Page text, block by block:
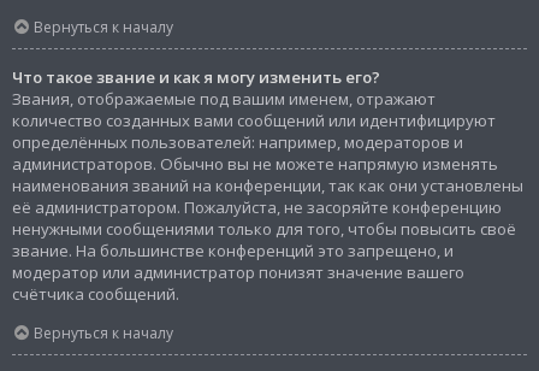
Вернуться к началу
Что такое звание и как я могу изменить его?
Звания, отображаемые под вашим именем, отражают
количество созданных вами сообщений или идентифицируют
определённых пользователей: например, модераторов и
администраторов. Обычно вы не можете напрямую изменять
наименования званий на конференции, так как они установлены
её администратором. Пожалуйста, не засоряйте конференцию
ненужными сообщениями только для того, чтобы повысить своё
звание. На большинстве конференций это запрещено, и
модератор или администратор понизят значение вашего
счётчика сообщений.
Вернуться к началу